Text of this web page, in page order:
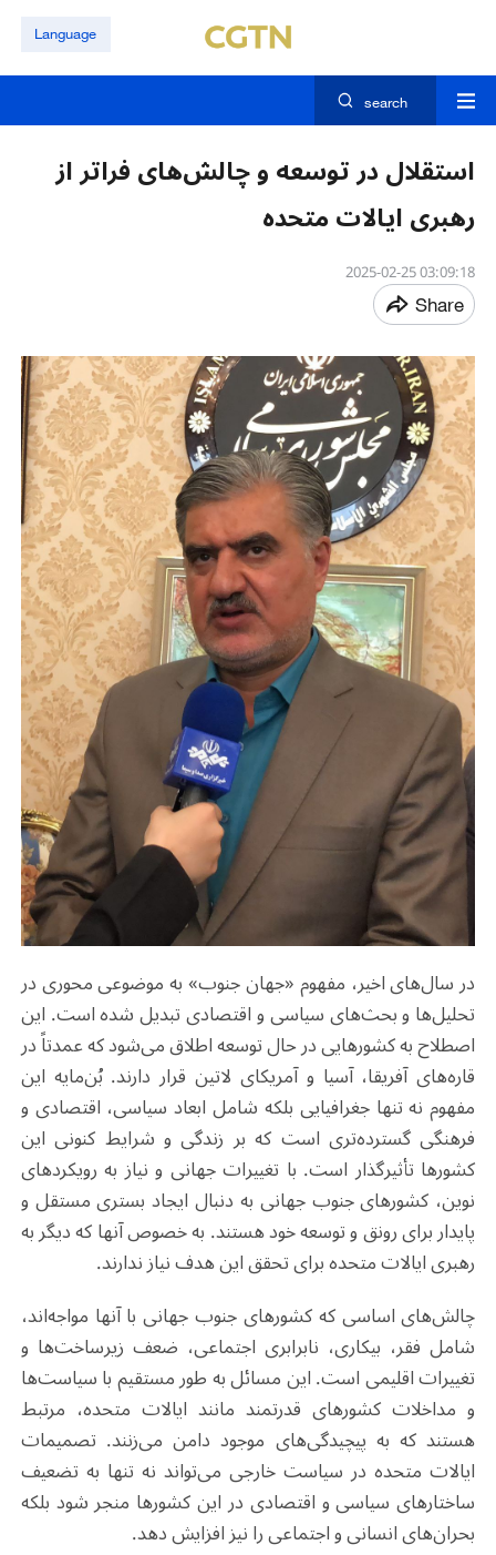
Language
search
استقلال در توسعه و چالش‌های فراتر از
رهبری ایالات متحده
03:09:18 2025-02-25
Share
در سال‌های اخیر، مفهوم «جهان جنوب» به موضوعی محوری در
تحلیل‌ها و بحث‌های سیاسی و اقتصادی تبدیل شده است. این
اصطلاح به کشورهایی در حال توسعه اطلاق می‌شود که عمدتاً در
قاره‌های آفریقا، آسیا و آمریکای لاتین قرار دارند. بُن‌مایه این
مفهوم نه تنها جغرافیایی بلکه شامل ابعاد سیاسی، اقتصادی و
فرهنگی گسترده‌تری است که بر زندگی و شرایط کنونی این
کشورها تأثیرگذار است. با تغییرات جهانی و نیاز به رویکردهای
نوین، کشورهای جنوب جهانی به دنبال ایجاد بستری مستقل و
پایدار برای رونق و توسعه خود هستند. به خصوص آنها که دیگر به
رهبری ایالات متحده برای تحقق این هدف نیاز ندارند.
چالش‌های اساسی که کشورهای جنوب جهانی با آنها مواجه‌اند،
شامل فقر، بیکاری، نابرابری اجتماعی، ضعف زیرساخت‌ها و
تغییرات اقلیمی است. این مسائل به طور مستقیم با سیاست‌ها
و مداخلات کشورهای قدرتمند مانند ایالات متحده، مرتبط
هستند که به پیچیدگی‌های موجود دامن می‌زنند. تصمیمات
ایالات متحده در سیاست خارجی می‌تواند نه تنها به تضعیف
ساختارهای سیاسی و اقتصادی در این کشورها منجر شود بلکه
بحران‌های انسانی و اجتماعی را نیز افزایش دهد.